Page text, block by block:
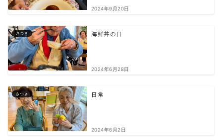
2024年9月20日
さつき 海鮮丼の日
2024年6月28日
さつき 日常
2024年6月2日